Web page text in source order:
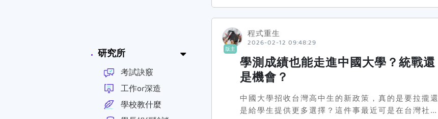
研究所
考試訣竅
工作or深造
學校教什麼
版主
程式重生
2026-02-12 09:48:29
學測成績也能走進中國大學？統戰還
是機會？
中國大學招收台灣高中生的新政策，真的是要拉攏還
是給學生提供更多選擇？這件事最近可是在台灣社群